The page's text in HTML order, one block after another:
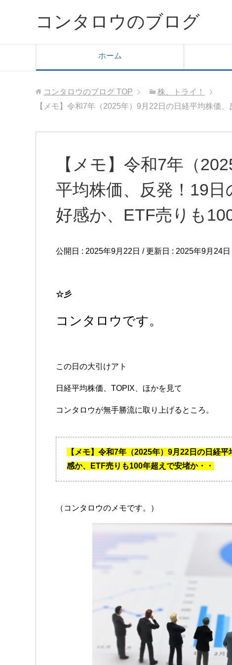
コンタロウのブログ
ホーム
コンタロウのブログ TOP
株、トライ！
【メモ】令和7年（2025年）9月22日の日経平均株価
【メモ】令和7年（
平均株価、反発！19
好感か、ETF売りも
公開日 : 2025年9月22日 / 更新日 : 2025年9月24日
☆彡
コンタロウです。
この日の大引けアト
日経平均株価、TOPIX、ほかを見て
コンタロウが無手勝流に取り上げるところ。
【メモ】令和7年（2025年）9月22日の日経
感か、ETF売りも100年超えで安堵か・・
（コンタロウのメモです。）